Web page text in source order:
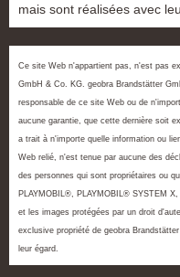
mais sont réalisées avec
Ce site Web n'appartient pas, n'est pas
GmbH & Co. KG. geobra Brandstätter
responsable de ce site Web ou de
aucune garantie, que cette dernière soit
a trait à n'importe quelle information ou
Web relié, n'est tenue par aucune des
des personnes qui sont propriétaires ou
PLAYMOBIL®, PLAYMOBIL® SYSTEM
et les images protégées par un droit
exclusive propriété de geobra
leur égard.